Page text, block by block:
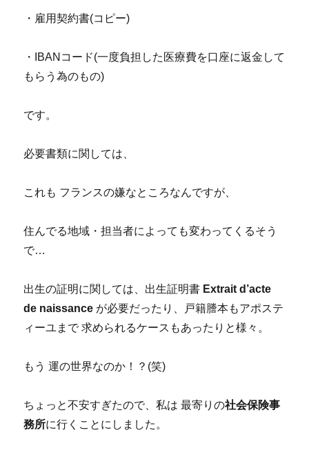
・雇用契約書(コピー)
・IBANコード(一度負担した医療費を口座に返金して
もらう為のもの)
です。
必要書類に関しては、
これも フランスの嫌なところなんですが、
住んでる地域・担当者によっても変わってくるそう
で…
出生の証明に関しては、出生証明書 Extrait d’acte
de naissance が必要だったり、戸籍謄本もアポステ
ィーユまで 求められるケースもあったりと様々。
もう 運の世界なのか！？(笑)
ちょっと不安すぎたので、私は 最寄りの社会保険事
務所に行くことにしました。